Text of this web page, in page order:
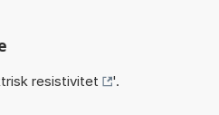
resistivitet
'.